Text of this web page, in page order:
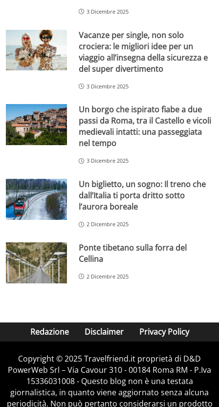
3 Dicembre 2025
Vacanze per single, non solo
crociera: le migliori idee per un
viaggio all’insegna della sicurezza e
del super divertimento
3 Dicembre 2025
Un borgo che ispirato fiabe a due
passi da Roma, tra il Castello e vicoli
medievali intatti: una passeggiata
nel tempo
3 Dicembre 2025
Un biglietto, un sogno: Il treno che
dall’Italia ti porta dritto sotto
l’aurora boreale
2 Dicembre 2025
Ponte tibetano sulla forra del
Cellina
2 Dicembre 2025
Redazione Disclaimer Privacy Policy
Copyright © 2025 Travelfriend.it proprietà di D&D
PowerWeb Srl – Via Cavour 310 - 00184 Roma RM - P.Iva
15336031008 - Questo blog non è una testata
giornalistica, in quanto viene aggiornato senza alcuna
periodicità. Non può pertanto considerarsi un prodotto